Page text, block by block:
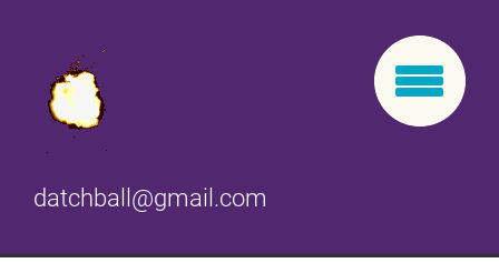
datchball@gmail.com